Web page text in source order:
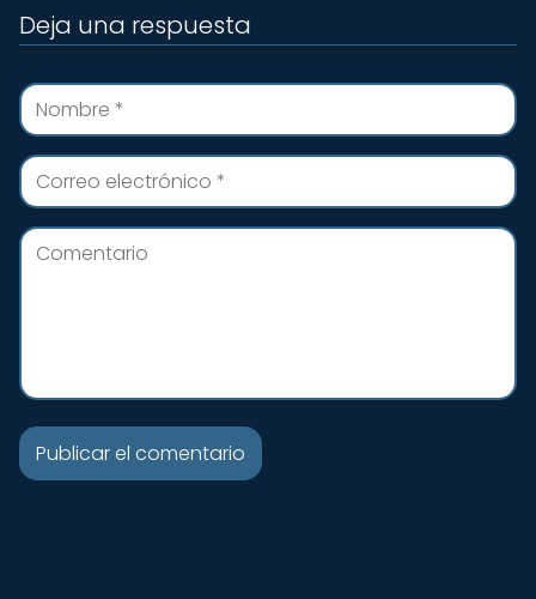
Deja una respuesta